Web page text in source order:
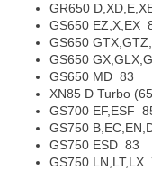
GR650
GS650 EZ,X,EX
GS650
GS650
GS650 MD 83
XN85 D Turbo
GS700 EF,ESF
GS750
GS750 ESD 83
GS750 LN,LT,LX